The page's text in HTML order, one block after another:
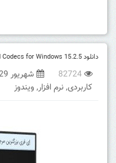
دانلود Advanced Codecs for Windows 15.2.5 مجموعه کدک های صوتی تصویری
82724 شهریور 29, 1400
کاربردی,نرم افزار,ویندوز